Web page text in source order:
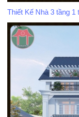
Thiết Kế Nhà 3 tầng 1